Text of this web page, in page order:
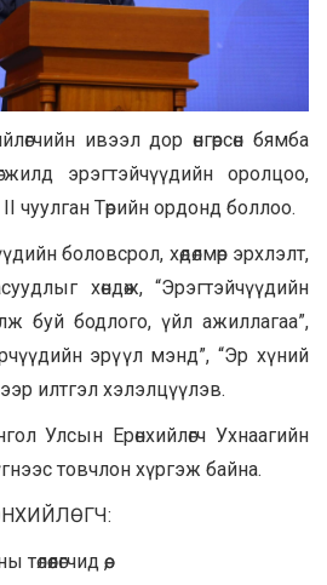
ивээл дор өнгөрсөн бямба
эрэгтэйчүүдийн оролцоо,
чуулган Төрийн ордонд боллоо.
боловсрол, хөдөлмөр эрхлэлт,
хөндөж, “Эрэгтэйчүүдийн
буй бодлого, үйл ажиллагаа”,
эрүүл мэнд”, “Эр хүний
илтгэл хэлэлцүүлэв.
Улсын Ерөнхийлөгч Ухнаагийн
товчлон хүргэж байна.
өө,